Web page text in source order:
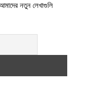
নতুন লেখাগুলি